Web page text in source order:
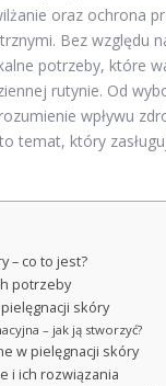
oraz ochrona
Bez względu
potrzeby, które
rutynie. Od
wpływu
temat, który
– co to jest?
potrzeby
skóry
– jak ją stworzyć?
w pielęgnacji skóry
i ich rozwiązania